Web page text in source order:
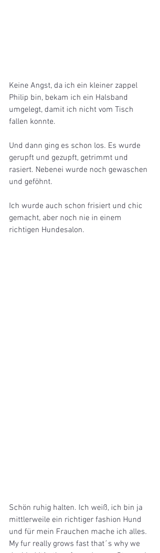
Keine Angst, da ich ein kleiner zappel
Philip bin, bekam ich ein Halsband
umgelegt, damit ich nicht vom Tisch
fallen konnte.
Und dann ging es schon los. Es wurde
gerupft und gezupft, getrimmt und
rasiert. Nebenei wurde noch gewaschen
und geföhnt.
Ich wurde auch schon frisiert und chic
gemacht, aber noch nie in einem
richtigen Hundesalon.
Schön ruhig halten. Ich weiß, ich bin ja
mittlerweile ein richtiger fashion Hund
und für mein Frauchen mache ich alles.
My fur really grows fast that´s why we